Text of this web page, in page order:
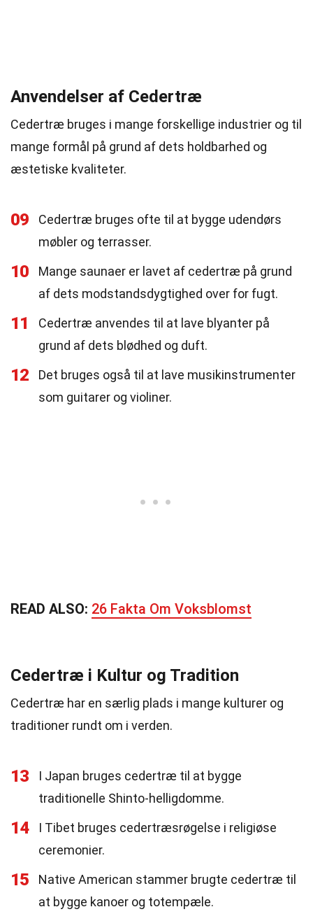
Anvendelser af Cedertræ
Cedertræ bruges i mange forskellige industrier og til
mange formål på grund af dets holdbarhed og
æstetiske kvaliteter.
09
Cedertræ bruges ofte til at bygge udendørs
møbler og terrasser.
10
Mange saunaer er lavet af cedertræ på grund
af dets modstandsdygtighed over for fugt.
11
Cedertræ anvendes til at lave blyanter på
grund af dets blødhed og duft.
12
Det bruges også til at lave musikinstrumenter
som guitarer og violiner.
READ ALSO: 26 Fakta Om Voksblomst
Cedertræ i Kultur og Tradition
Cedertræ har en særlig plads i mange kulturer og
traditioner rundt om i verden.
13
I Japan bruges cedertræ til at bygge
traditionelle Shinto-helligdomme.
14
I Tibet bruges cedertræsrøgelse i religiøse
ceremonier.
15
Native American stammer brugte cedertræ til
at bygge kanoer og totempæle.